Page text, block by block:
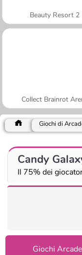
Beauty Resort 2
Collect Brainrot
Giochi di
Candy
Il 75% dei
Giochi Arcade